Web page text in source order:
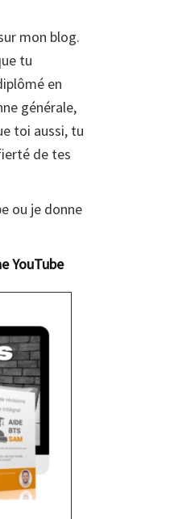
mon blog.
tu
en
générale,
toi aussi, tu
de tes
ou je donne
YouTube